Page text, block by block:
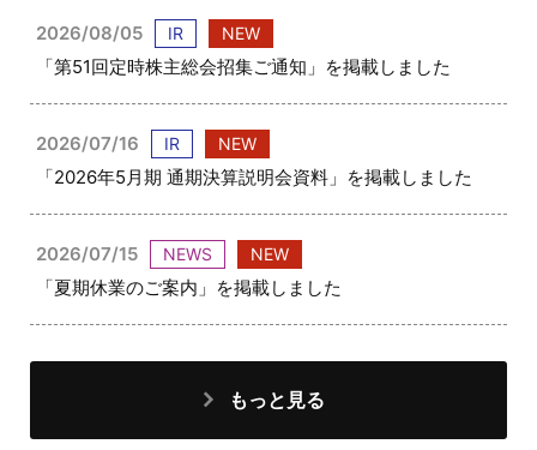
2026/08/05 IR NEW
「第51回定時株主総会招集ご通知」を掲載しました
2026/07/16 IR NEW
「2026年5月期 通期決算説明会資料」を掲載しました
2026/07/15 NEWS NEW
「夏期休業のご案内」を掲載しました
もっと見る